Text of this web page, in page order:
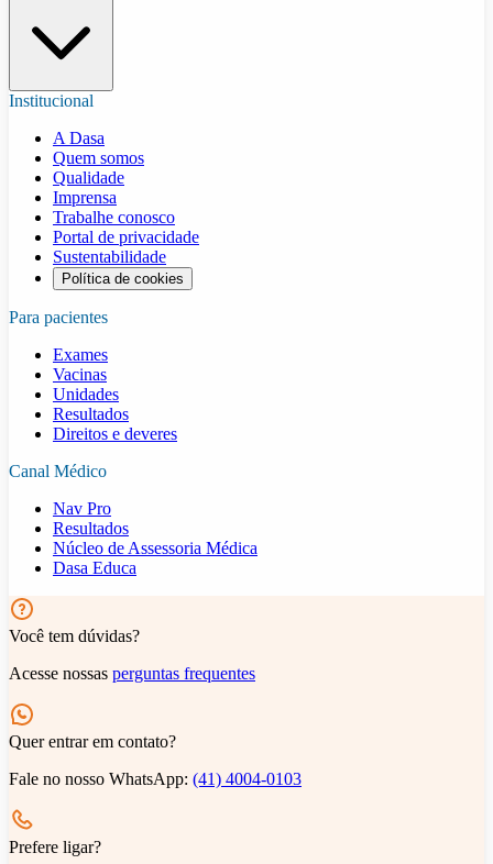
Institucional
A Dasa
Quem somos
Qualidade
Imprensa
Trabalhe conosco
Portal de privacidade
Sustentabilidade
Política de cookies
Para pacientes
Exames
Vacinas
Unidades
Resultados
Direitos e deveres
Canal Médico
Nav Pro
Resultados
Núcleo de Assessoria Médica
Dasa Educa
Você tem dúvidas?
Acesse nossas perguntas frequentes
Quer entrar em contato?
Fale no nosso WhatsApp: (41) 4004-0103
Prefere ligar?